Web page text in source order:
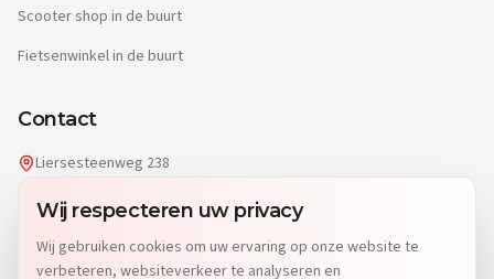
Wij respecteren uw privacy
Wij gebruiken cookies om uw ervaring op onze website te
verbeteren, websiteverkeer te analyseren en
Scooter shop in de buurt
Fietsenwinkel in de buurt
Contact
Liersesteenweg 238
info@dgwheels.be
014 96 04 32